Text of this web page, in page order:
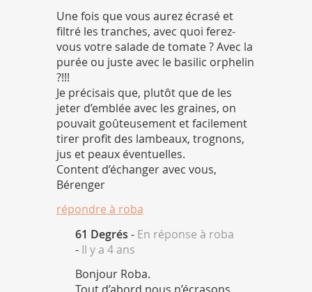
Une fois que vous aurez écrasé et
filtré les tranches, avec quoi ferez-
vous votre salade de tomate ? Avec la
purée ou juste avec le basilic orphelin
?!!!
Je précisais que, plutôt que de les
jeter d’emblée avec les graines, on
pouvait goûteusement et facilement
tirer profit des lambeaux, trognons,
jus et peaux éventuelles.
Content d’échanger avec vous,
Bérenger
répondre à roba
61 Degrés - En réponse à roba
- Il y a 4 ans
Bonjour Roba.